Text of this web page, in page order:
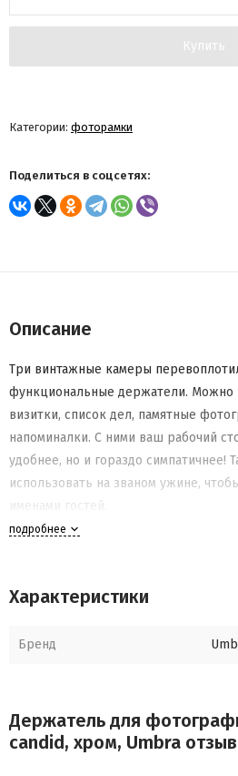
Купить
Категории: фоторамки
Поделиться в соцсетях:
Описание
Три винтажные камеры
функциональные держатели. Можно
визитки, список дел, памятные
напоминалки. С ними ваш рабочий
удобнее, но и гораздо симпатичнее!
использовать на званом ужине,
именами гостей.
подробнее
Характеристики
Бренд
Держатель для
candid, хром, Umbra